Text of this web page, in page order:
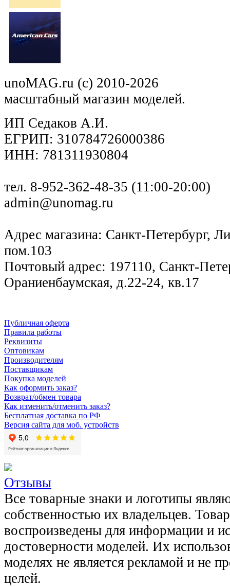
unoMAG.ru (c) 2010-2026
масштабный магазин моделей.
ИП Седаков А.И.
ЕГРИП: 310784726000386
ИНН: 781311930804
тел. 8-952-362-48-35 (11:00-20:00)
admin@unomag.ru
Адрес магазина: Санкт-Петербург,
пом.103
Почтовый адрес: 197110, Санкт-
Ораниенбаумская, д.22-24, кв.17
Публичная оферта
Правила работы
Реквизиты
Оптовикам
Производителям
Поставщикам
Покупка моделей
Как оформить заказ?
Возврат/обмен товара
Как изменить/отменить заказ?
Бесплатная доставка по РФ
Версия сайта для моб. устройств
Отзывы
Все товарные знаки и логотипы
собственностью их владельцев.
воспроизведены для информации и
достоверности моделей. Их
моделях не является рекламой и не
целей.